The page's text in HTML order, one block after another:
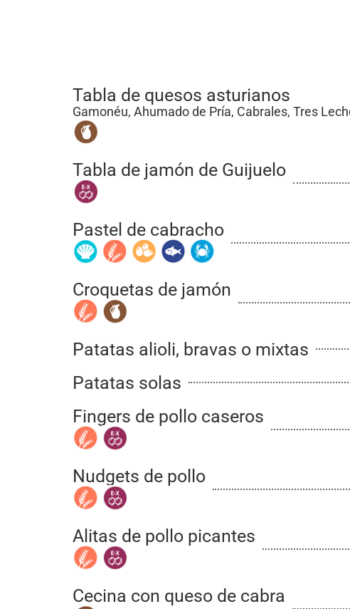
Tabla de quesos asturianos
Gamonéu, Ahumado de Pría, Cabrales, Tres
Tabla de jamón de Guijuelo
Pastel de cabracho
Croquetas de jamón
Patatas alioli, bravas o mixtas
Patatas solas
Fingers de pollo caseros
Nudgets de pollo
Alitas de pollo picantes
Cecina con queso de cabra